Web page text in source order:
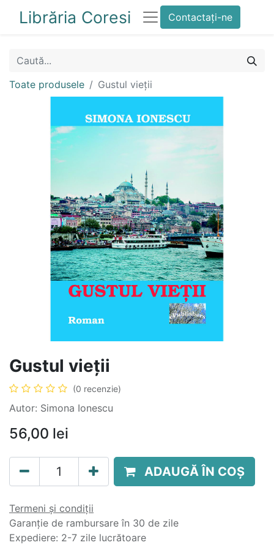
Librăria Coresi Contactați-ne
Toate produsele Gustul vieții
Gustul vieții
(0 recenzie)
Autor: Simona Ionescu
56,00 lei
ADAUGĂ ÎN COȘ
Termeni și condiții
Garanție de rambursare în 30 de zile
Expediere: 2-7 zile lucrătoare